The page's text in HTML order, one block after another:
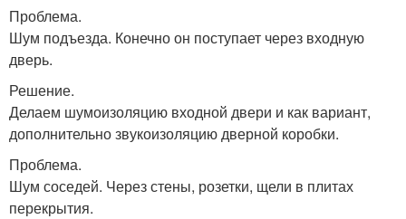
Проблема.
Шум подъезда. Конечно он поступает через входную
дверь.
Решение.
Делаем шумоизоляцию входной двери и как вариант,
дополнительно звукоизоляцию дверной коробки.
Проблема.
Шум соседей. Через стены, розетки, щели в плитах
перекрытия.